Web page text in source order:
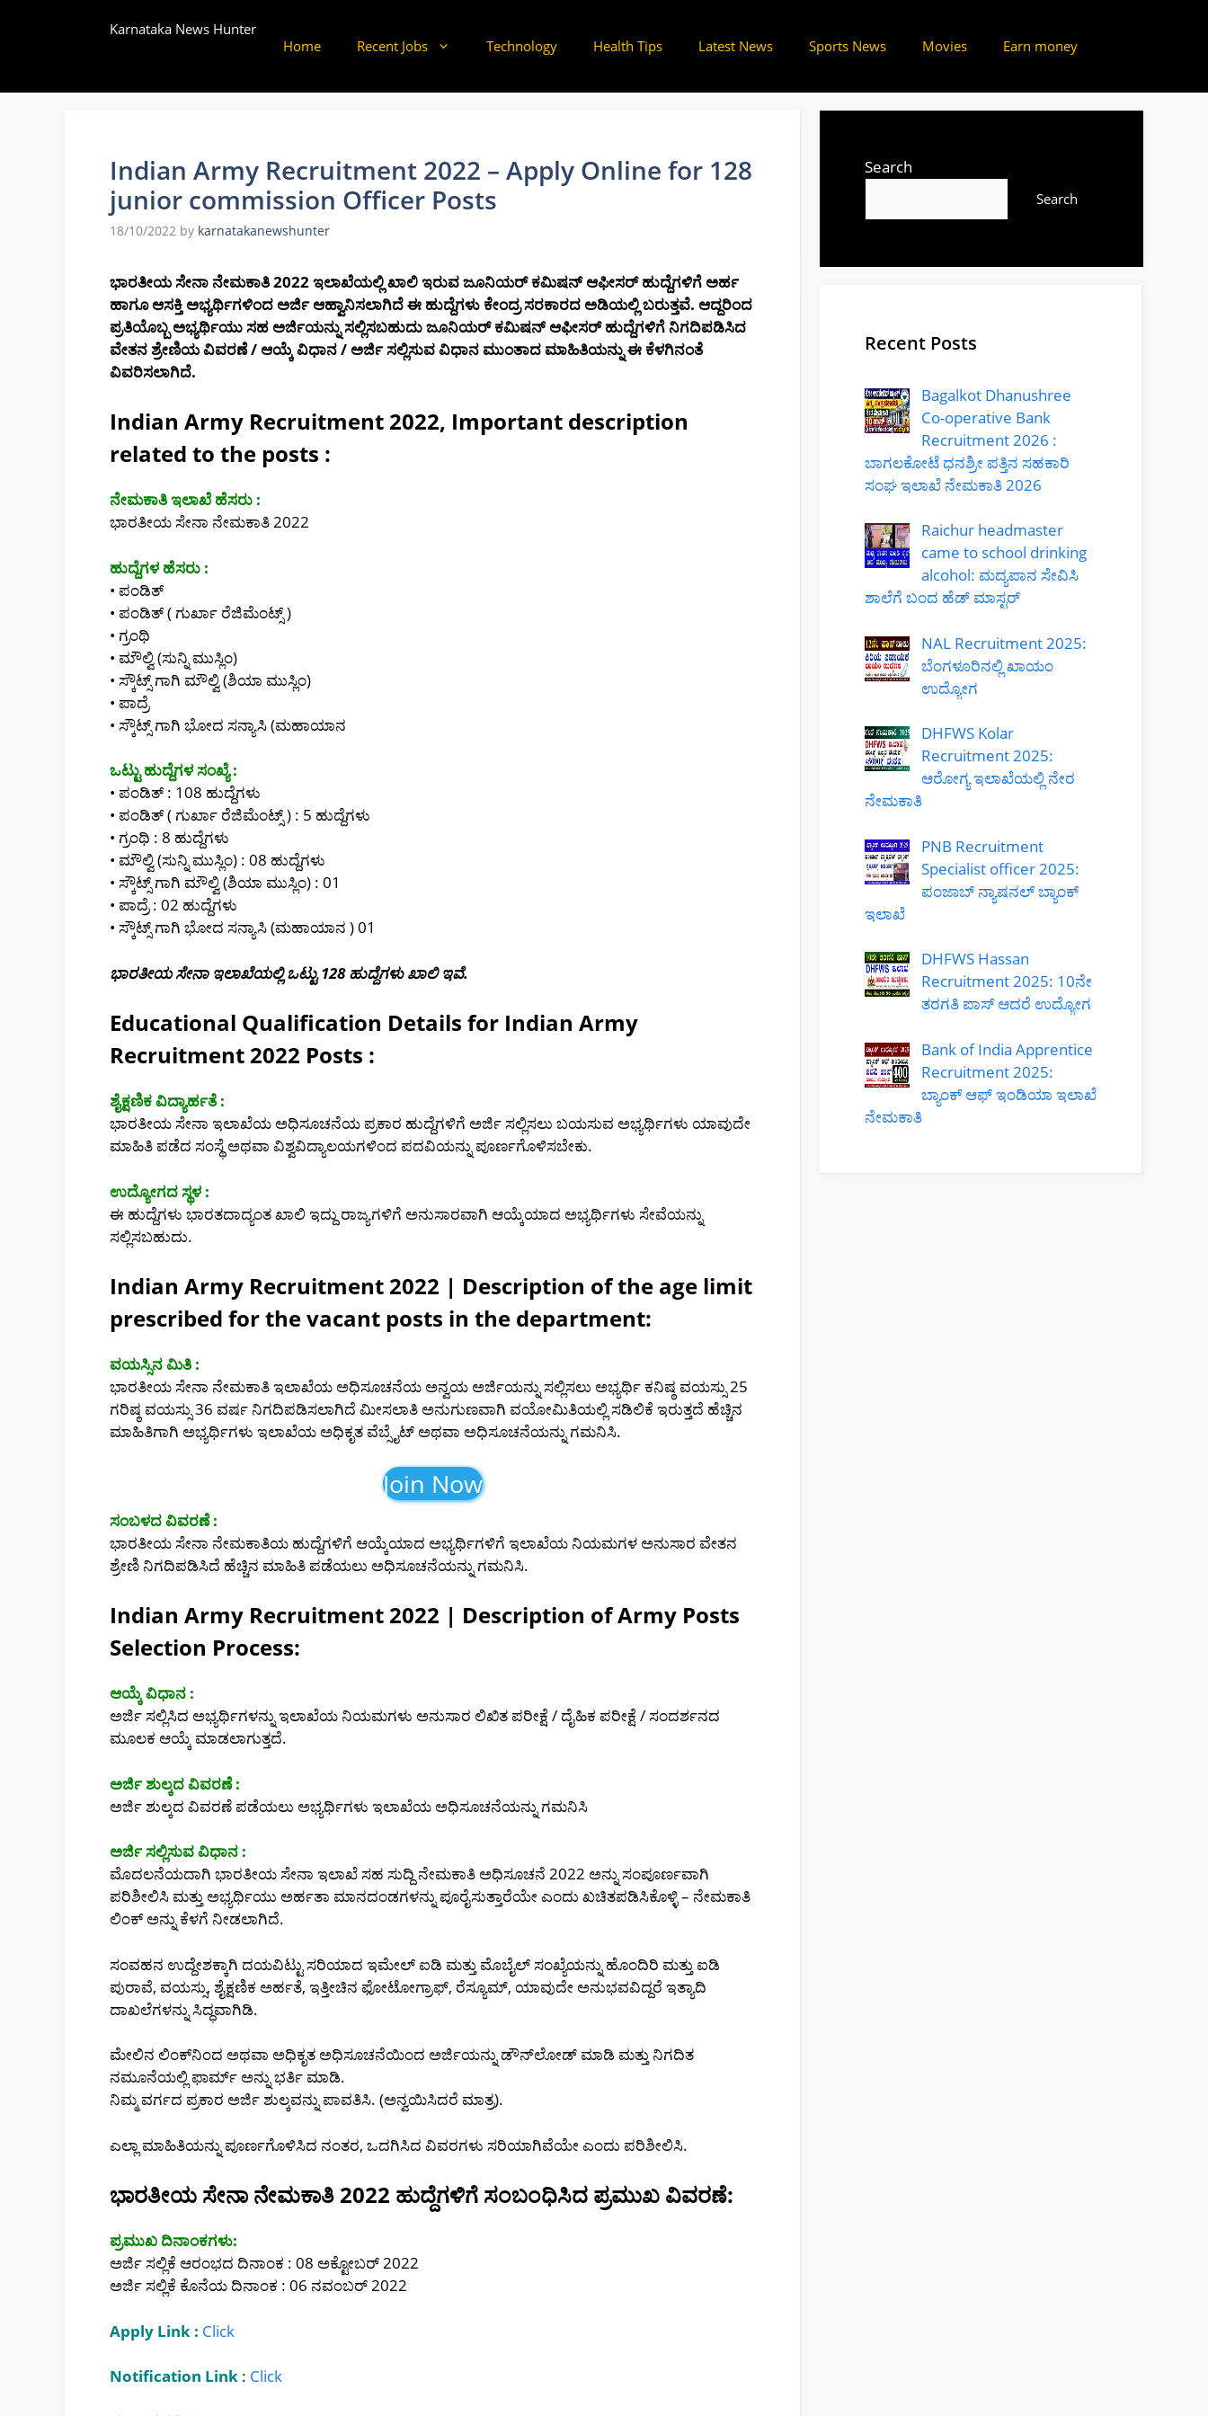
Karnataka News Hunter
Home
Recent Jobs Technology Health Tips Latest News Sports News Movies Earn money
Indian Army Recruitment 2022 – Apply Online for 128
junior commission Officer Posts
18/10/2022 by karnatakanewshunter
ಭಾರತೀಯ ಸೇನಾ ನೇಮಕಾತಿ 2022 ಇಲಾಖೆಯಲ್ಲಿ ಖಾಲಿ ಇರುವ ಜೂನಿಯರ್ ಕಮಿಷನ್ ಆಫೀಸರ್ ಹುದ್ದೆಗಳಿಗೆ ಅರ್ಹ
ಹಾಗೂ ಆಸಕ್ತಿ ಅಭ್ಯರ್ಥಿಗಳಿಂದ ಅರ್ಜಿ ಆಹ್ವಾನಿಸಲಾಗಿದೆ ಈ ಹುದ್ದೆಗಳು ಕೇಂದ್ರ ಸರಕಾರದ ಅಡಿಯಲ್ಲಿ ಬರುತ್ತವೆ. ಆದ್ದರಿಂದ
ಪ್ರತಿಯೊಬ್ಬ ಅಭ್ಯರ್ಥಿಯು ಸಹ ಅರ್ಜಿಯನ್ನು ಸಲ್ಲಿಸಬಹುದು ಜೂನಿಯರ್ ಕಮಿಷನ್ ಆಫೀಸರ್ ಹುದ್ದೆಗಳಿಗೆ ನಿಗದಿಪಡಿಸಿದ
ವೇತನ ಶ್ರೇಣಿಯ ವಿವರಣೆ / ಆಯ್ಕೆ ವಿಧಾನ / ಅರ್ಜಿ ಸಲ್ಲಿಸುವ ವಿಧಾನ ಮುಂತಾದ ಮಾಹಿತಿಯನ್ನು ಈ ಕೆಳಗಿನಂತೆ
ವಿವರಿಸಲಾಗಿದೆ.
Indian Army Recruitment 2022, Important description
related to the posts :
ನೇಮಕಾತಿ ಇಲಾಖೆ ಹೆಸರು :
ಭಾರತೀಯ ಸೇನಾ ನೇಮಕಾತಿ 2022
ಹುದ್ದೆಗಳ ಹೆಸರು :
• ಪಂಡಿತ್
• ಪಂಡಿತ್ ( ಗುರ್ಖಾ ರೆಜಿಮೆಂಟ್ಸ್ )
• ಗ್ರಂಥಿ
• ಮೌಲ್ವಿ (ಸುನ್ನಿ ಮುಸ್ಲಿಂ)
• ಸ್ಕೌಟ್ಸ್ ಗಾಗಿ ಮೌಲ್ವಿ (ಶಿಯಾ ಮುಸ್ಲಿಂ)
• ಪಾದ್ರೆ
• ಸ್ಕೌಟ್ಸ್ ಗಾಗಿ ಭೋದ ಸನ್ಯಾಸಿ (ಮಹಾಯಾನ
ಒಟ್ಟು ಹುದ್ದೆಗಳ ಸಂಖ್ಯೆ :
• ಪಂಡಿತ್ : 108 ಹುದ್ದೆಗಳು
• ಪಂಡಿತ್ ( ಗುರ್ಖಾ ರೆಜಿಮೆಂಟ್ಸ್ ) : 5 ಹುದ್ದೆಗಳು
• ಗ್ರಂಥಿ : 8 ಹುದ್ದೆಗಳು
• ಮೌಲ್ವಿ (ಸುನ್ನಿ ಮುಸ್ಲಿಂ) : 08 ಹುದ್ದೆಗಳು
• ಸ್ಕೌಟ್ಸ್ ಗಾಗಿ ಮೌಲ್ವಿ (ಶಿಯಾ ಮುಸ್ಲಿಂ) : 01
• ಪಾದ್ರೆ : 02 ಹುದ್ದೆಗಳು
• ಸ್ಕೌಟ್ಸ್ ಗಾಗಿ ಭೋದ ಸನ್ಯಾಸಿ (ಮಹಾಯಾನ ) 01
ಭಾರತೀಯ ಸೇನಾ ಇಲಾಖೆಯಲ್ಲಿ ಒಟ್ಟು 128 ಹುದ್ದೆಗಳು ಖಾಲಿ ಇವೆ.
Educational Qualification Details for Indian Army
Recruitment 2022 Posts :
ಶೈಕ್ಷಣಿಕ ವಿದ್ಯಾರ್ಹತೆ :
ಭಾರತೀಯ ಸೇನಾ ಇಲಾಖೆಯ ಅಧಿಸೂಚನೆಯ ಪ್ರಕಾರ ಹುದ್ದೆಗಳಿಗೆ ಅರ್ಜಿ ಸಲ್ಲಿಸಲು ಬಯಸುವ ಅಭ್ಯರ್ಥಿಗಳು ಯಾವುದೇ
ಮಾಹಿತಿ ಪಡೆದ ಸಂಸ್ಥೆ ಅಥವಾ ವಿಶ್ವವಿದ್ಯಾಲಯಗಳಿಂದ ಪದವಿಯನ್ನು ಪೂರ್ಣಗೊಳಿಸಬೇಕು.
ಉದ್ಯೋಗದ ಸ್ಥಳ :
ಈ ಹುದ್ದೆಗಳು ಭಾರತದಾದ್ಯಂತ ಖಾಲಿ ಇದ್ದು ರಾಜ್ಯಗಳಿಗೆ ಅನುಸಾರವಾಗಿ ಆಯ್ಕೆಯಾದ ಅಭ್ಯರ್ಥಿಗಳು ಸೇವೆಯನ್ನು
ಸಲ್ಲಿಸಬಹುದು.
Indian Army Recruitment 2022 | Description of the age limit
prescribed for the vacant posts in the department:
ವಯಸ್ಸಿನ ಮಿತಿ :
ಭಾರತೀಯ ಸೇನಾ ನೇಮಕಾತಿ ಇಲಾಖೆಯ ಅಧಿಸೂಚನೆಯ ಅನ್ವಯ ಅರ್ಜಿಯನ್ನು ಸಲ್ಲಿಸಲು ಅಭ್ಯರ್ಥಿ ಕನಿಷ್ಠ ವಯಸ್ಸು 25
ಗರಿಷ್ಠ ವಯಸ್ಸು 36 ವರ್ಷ ನಿಗದಿಪಡಿಸಲಾಗಿದೆ ಮೀಸಲಾತಿ ಅನುಗುಣವಾಗಿ ವಯೋಮಿತಿಯಲ್ಲಿ ಸಡಿಲಿಕೆ ಇರುತ್ತದೆ ಹೆಚ್ಚಿನ
ಮಾಹಿತಿಗಾಗಿ ಅಭ್ಯರ್ಥಿಗಳು ಇಲಾಖೆಯ ಅಧಿಕೃತ ವೆಬ್ಸೈಟ್ ಅಥವಾ ಅಧಿಸೂಚನೆಯನ್ನು ಗಮನಿಸಿ.
Join Now
ಸಂಬಳದ ವಿವರಣೆ :
ಭಾರತೀಯ ಸೇನಾ ನೇಮಕಾತಿಯ ಹುದ್ದೆಗಳಿಗೆ ಆಯ್ಕೆಯಾದ ಅಭ್ಯರ್ಥಿಗಳಿಗೆ ಇಲಾಖೆಯ ನಿಯಮಗಳ ಅನುಸಾರ ವೇತನ
ಶ್ರೇಣಿ ನಿಗದಿಪಡಿಸಿದೆ ಹೆಚ್ಚಿನ ಮಾಹಿತಿ ಪಡೆಯಲು ಅಧಿಸೂಚನೆಯನ್ನು ಗಮನಿಸಿ.
Indian Army Recruitment 2022 | Description of Army Posts
Selection Process:
ಆಯ್ಕೆ ವಿಧಾನ :
ಅರ್ಜಿ ಸಲ್ಲಿಸಿದ ಅಭ್ಯರ್ಥಿಗಳನ್ನು ಇಲಾಖೆಯ ನಿಯಮಗಳು ಅನುಸಾರ ಲಿಖಿತ ಪರೀಕ್ಷೆ / ದೈಹಿಕ ಪರೀಕ್ಷೆ / ಸಂದರ್ಶನದ
ಮೂಲಕ ಆಯ್ಕೆ ಮಾಡಲಾಗುತ್ತದೆ.
ಅರ್ಜಿ ಶುಲ್ಕದ ವಿವರಣೆ :
ಅರ್ಜಿ ಶುಲ್ಕದ ವಿವರಣೆ ಪಡೆಯಲು ಅಭ್ಯರ್ಥಿಗಳು ಇಲಾಖೆಯ ಅಧಿಸೂಚನೆಯನ್ನು ಗಮನಿಸಿ
ಅರ್ಜಿ ಸಲ್ಲಿಸುವ ವಿಧಾನ :
ಮೊದಲನೆಯದಾಗಿ ಭಾರತೀಯ ಸೇನಾ ಇಲಾಖೆ ಸಹ ಸುದ್ದಿ ನೇಮಕಾತಿ ಅಧಿಸೂಚನೆ 2022 ಅನ್ನು ಸಂಪೂರ್ಣವಾಗಿ
ಪರಿಶೀಲಿಸಿ ಮತ್ತು ಅಭ್ಯರ್ಥಿಯು ಅರ್ಹತಾ ಮಾನದಂಡಗಳನ್ನು ಪೂರೈಸುತ್ತಾರೆಯೇ ಎಂದು ಖಚಿತಪಡಿಸಿಕೊಳ್ಳಿ – ನೇಮಕಾತಿ
ಲಿಂಕ್ ಅನ್ನು ಕೆಳಗೆ ನೀಡಲಾಗಿದೆ.
ಸಂವಹನ ಉದ್ದೇಶಕ್ಕಾಗಿ ದಯವಿಟ್ಟು ಸರಿಯಾದ ಇಮೇಲ್ ಐಡಿ ಮತ್ತು ಮೊಬೈಲ್ ಸಂಖ್ಯೆಯನ್ನು ಹೊಂದಿರಿ ಮತ್ತು ಐಡಿ
ಪುರಾವೆ, ವಯಸ್ಸು, ಶೈಕ್ಷಣಿಕ ಅರ್ಹತೆ, ಇತ್ತೀಚಿನ ಫೋಟೋಗ್ರಾಫ್, ರೆಸ್ಯೂಮ್, ಯಾವುದೇ ಅನುಭವವಿದ್ದರೆ ಇತ್ಯಾದಿ
ದಾಖಲೆಗಳನ್ನು ಸಿದ್ಧವಾಗಿಡಿ.
ಮೇಲಿನ ಲಿಂಕ್‌ನಿಂದ ಅಥವಾ ಅಧಿಕೃತ ಅಧಿಸೂಚನೆಯಿಂದ ಅರ್ಜಿಯನ್ನು ಡೌನ್‌ಲೋಡ್ ಮಾಡಿ ಮತ್ತು ನಿಗದಿತ
ನಮೂನೆಯಲ್ಲಿ ಫಾರ್ಮ್ ಅನ್ನು ಭರ್ತಿ ಮಾಡಿ.
ನಿಮ್ಮ ವರ್ಗದ ಪ್ರಕಾರ ಅರ್ಜಿ ಶುಲ್ಕವನ್ನು ಪಾವತಿಸಿ. (ಅನ್ವಯಿಸಿದರೆ ಮಾತ್ರ).
ಎಲ್ಲಾ ಮಾಹಿತಿಯನ್ನು ಪೂರ್ಣಗೊಳಿಸಿದ ನಂತರ, ಒದಗಿಸಿದ ವಿವರಗಳು ಸರಿಯಾಗಿವೆಯೇ ಎಂದು ಪರಿಶೀಲಿಸಿ.
ಭಾರತೀಯ ಸೇನಾ ನೇಮಕಾತಿ 2022 ಹುದ್ದೆಗಳಿಗೆ ಸಂಬಂಧಿಸಿದ ಪ್ರಮುಖ ವಿವರಣೆ:
ಪ್ರಮುಖ ದಿನಾಂಕಗಳು:
ಅರ್ಜಿ ಸಲ್ಲಿಕೆ ಆರಂಭದ ದಿನಾಂಕ : 08 ಅಕ್ಟೋಬರ್ 2022
ಅರ್ಜಿ ಸಲ್ಲಿಕೆ ಕೊನೆಯ ದಿನಾಂಕ : 06 ನವಂಬರ್ 2022
Apply Link : Click
Notification Link : Click
Search
Search
Recent Posts
Bagalkot Dhanushree
Co-operative Bank
Recruitment 2026 :
ಬಾಗಲಕೋಟೆ ಧನಶ್ರೀ ಪತ್ತಿನ ಸಹಕಾರಿ
ಸಂಘ ಇಲಾಖೆ ನೇಮಕಾತಿ 2026
Raichur headmaster
came to school drinking
alcohol: ಮದ್ಯಪಾನ ಸೇವಿಸಿ
ಶಾಲೆಗೆ ಬಂದ ಹೆಡ್ ಮಾಸ್ಟರ್
NAL Recruitment 2025:
ಬೆಂಗಳೂರಿನಲ್ಲಿ ಖಾಯಂ
ಉದ್ಯೋಗ
DHFWS Kolar
Recruitment 2025:
ಆರೋಗ್ಯ ಇಲಾಖೆಯಲ್ಲಿ ನೇರ
ನೇಮಕಾತಿ
PNB Recruitment
Specialist officer 2025:
ಪಂಜಾಬ್ ನ್ಯಾಷನಲ್ ಬ್ಯಾಂಕ್
ಇಲಾಖೆ
DHFWS Hassan
Recruitment 2025: 10ನೇ
ತರಗತಿ ಪಾಸ್ ಆದರೆ ಉದ್ಯೋಗ
Bank of India Apprentice
Recruitment 2025:
ಬ್ಯಾಂಕ್ ಆಫ್ ಇಂಡಿಯಾ ಇಲಾಖೆ
ನೇಮಕಾತಿ